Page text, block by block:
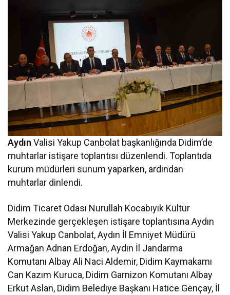
Aydın Valisi Yakup Canbolat başkanlığında Didim’de
muhtarlar istişare toplantısı düzenlendi. Toplantıda
kurum müdürleri sunum yaparken, ardından
muhtarlar dinlendi.
Didim Ticaret Odası Nurullah Kocabıyık Kültür
Merkezinde gerçekleşen istişare toplantısına Aydın
Valisi Yakup Canbolat, Aydın İl Emniyet Müdürü
Armağan Adnan Erdoğan, Aydın İl Jandarma
Komutanı Albay Ali Naci Aldemir, Didim Kaymakamı
Can Kazım Kuruca, Didim Garnizon Komutanı Albay
Erkut Aslan, Didim Belediye Başkanı Hatice Gençay, İl